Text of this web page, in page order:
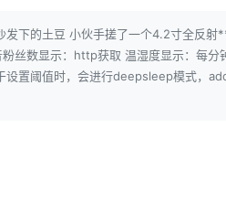
发下的土豆 小伙手搓了一个4.2寸全反
丝数显示：http获取 温湿度显示：每分
置阈值时，会进行deepsleep模式，